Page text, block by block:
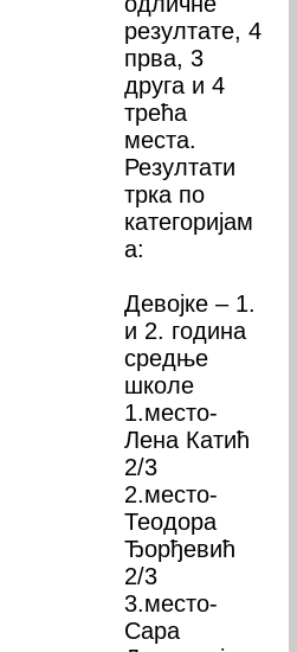
резултате, 4
прва, 3
друга и 4
трећа
места.
Резултати
трка по
категоријам
а:
Девојке – 1.
и 2. година
средње
школе
1.место-
Лена Катић
2/3
2.место-
Теодора
Ђорђевић
2/3
3.место-
Сара